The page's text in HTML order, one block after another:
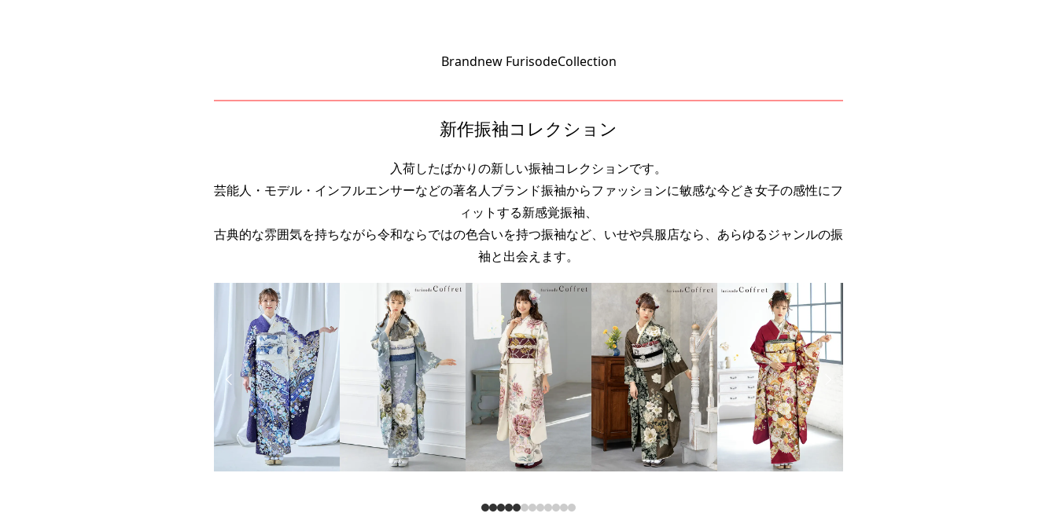
Brandnew FurisodeCollection
新作振袖コレクション
入荷したばかりの新しい振袖コレクションです。
芸能人・モデル・インフルエンサーなどの著名人ブランド振袖からファッションに敏感な今どき女子の感性にフ
ィットする新感覚振袖、
古典的な雰囲気を持ちながら令和ならではの色合いを持つ振袖など、いせや呉服店なら、あらゆるジャンルの振
袖と出会えます。